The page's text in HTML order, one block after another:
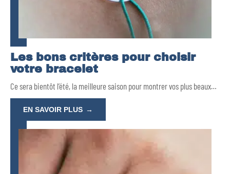
Les bons critères pour choisir
votre bracelet
Ce sera bientôt l’été, la meilleure saison pour montrer vos plus beaux…
EN SAVOIR PLUS